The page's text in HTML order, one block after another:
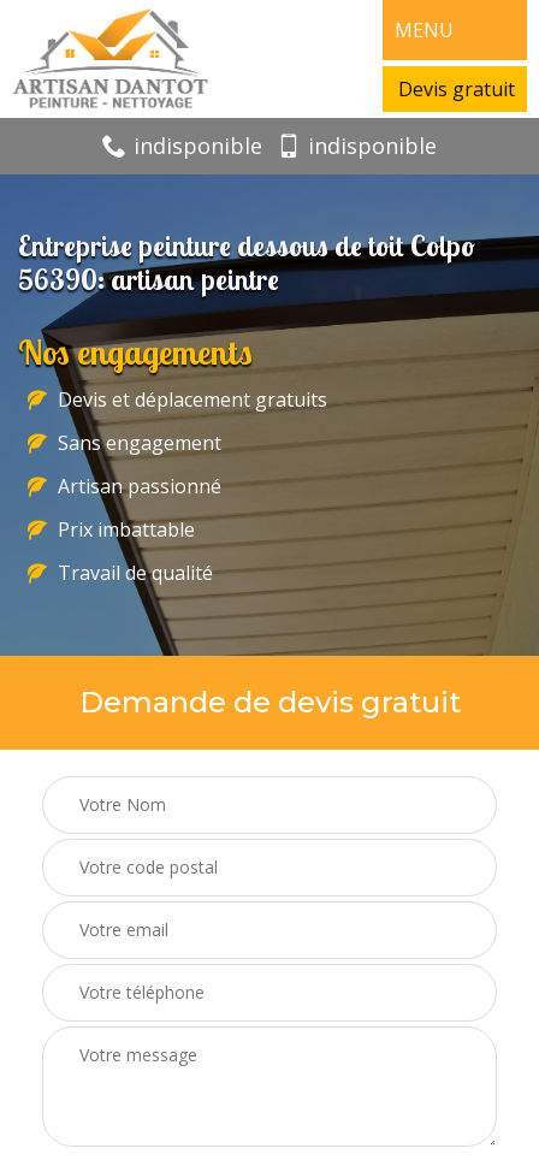
MENU
Devis gratuit
indisponible indisponible
Entreprise peinture dessous de toit Colpo
56390: artisan peintre
Nos engagements
Devis et déplacement gratuits
Sans engagement
Artisan passionné
Prix imbattable
Travail de qualité
Demande de devis gratuit